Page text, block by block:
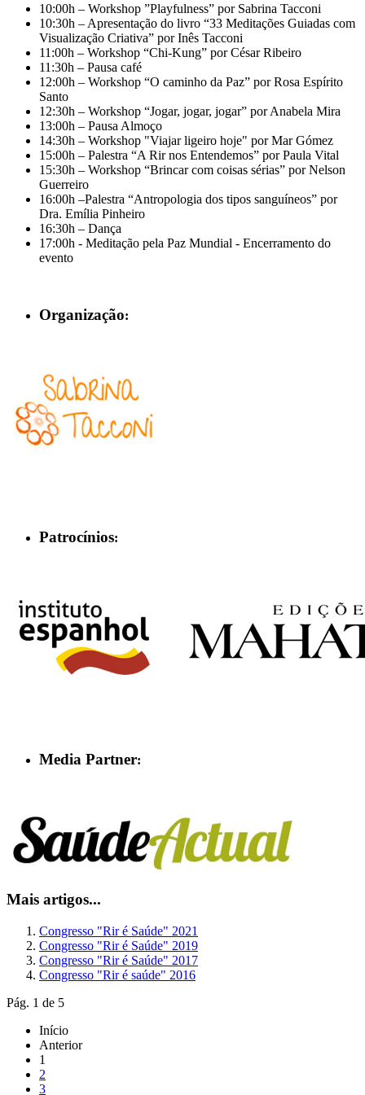
10:00h – Workshop ”Playfulness” por Sabrina Tacconi
10:30h – Apresentação do livro “33 Meditações Guiadas com
Visualização Criativa” por Inês Tacconi
11:00h – Workshop “Chi-Kung” por César Ribeiro
11:30h – Pausa café
12:00h – Workshop “O caminho da Paz” por Rosa Espírito
Santo
12:30h – Workshop “Jogar, jogar, jogar” por Anabela Mira
13:00h – Pausa Almoço
14:30h – Workshop "Viajar ligeiro hoje" por Mar Gómez
15:00h – Palestra “A Rir nos Entendemos” por Paula Vital
15:30h – Workshop “Brincar com coisas sérias” por Nelson
Guerreiro
16:00h –Palestra “Antropologia dos tipos sanguíneos” por
Dra. Emília Pinheiro
16:30h – Dança
17:00h - Meditação pela Paz Mundial - Encerramento do
evento
Organização:
Patrocínios:
Media Partner:
Mais artigos...
Congresso "Rir é Saúde" 2021
Congresso "Rir é Saúde" 2019
Congresso "Rir é Saúde" 2017
Congresso "Rir é saúde" 2016
Pág. 1 de 5
Início
Anterior
1
2
3